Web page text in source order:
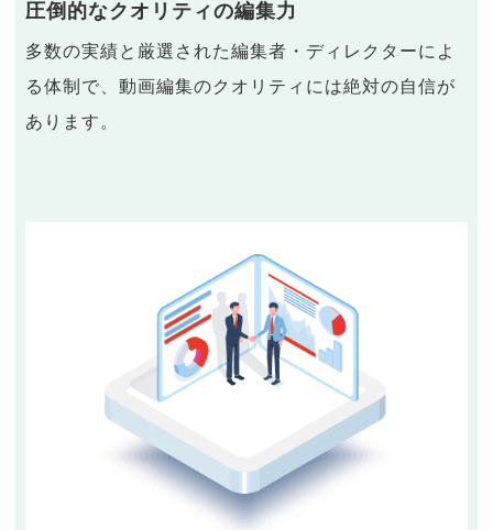
圧倒的なクオリティの編集力
多数の実績と厳選された編集者・ディレクターによ
る体制で、動画編集のクオリティには絶対の自信が
あります。